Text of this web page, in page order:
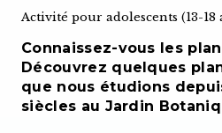
Activité pour adolescents (13-18
Connaissez-vous les
Découvrez quelques
que nous étudions
siècles au Jardin